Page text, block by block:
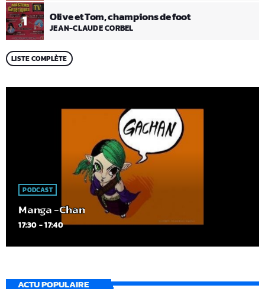
1 Olive et Tom, champions de foot
JEAN-CLAUDE CORBEL
LISTE COMPLÈTE
PODCAST
Manga -Chan
17:30 - 17:40
ACTU POPULAIRE